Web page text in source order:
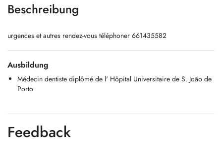
Beschreibung
urgences et autres rendez-vous téléphoner 661435582
Ausbildung
Médecin dentiste diplômé de l' Hôpital Universitaire de S. João de
Porto
Feedback